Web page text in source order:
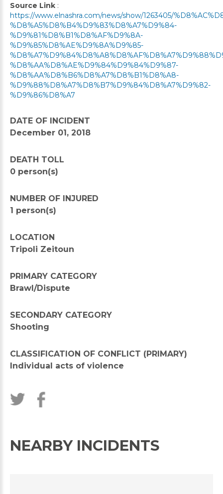
Source Link :
https://www.elnashra.com/news/show/1263405/
%D8%A5%D8%B4%D9%83%D8%A7%D9%84-
%D9%81%D8%B1%D8%AF%D9%8A-
%D9%85%D8%AE%D9%8A%D9%85-
%D8%AA%D8%AE%D9%84%D9%84%D9%87-
%D8%AA%D8%B6%D8%A7%D8%B1%D8%A8-
%D9%88%D8%A7%D8%B7%D9%84%D8%A7%D9%82-
%D9%86%D8%A7
DATE OF INCIDENT
December 01, 2018
DEATH TOLL
0 person(s)
NUMBER OF INJURED
1 person(s)
LOCATION
Tripoli Zeitoun
PRIMARY CATEGORY
Brawl/Dispute
SECONDARY CATEGORY
Shooting
CLASSIFICATION OF CONFLICT (PRIMARY)
Individual acts of violence
NEARBY INCIDENTS